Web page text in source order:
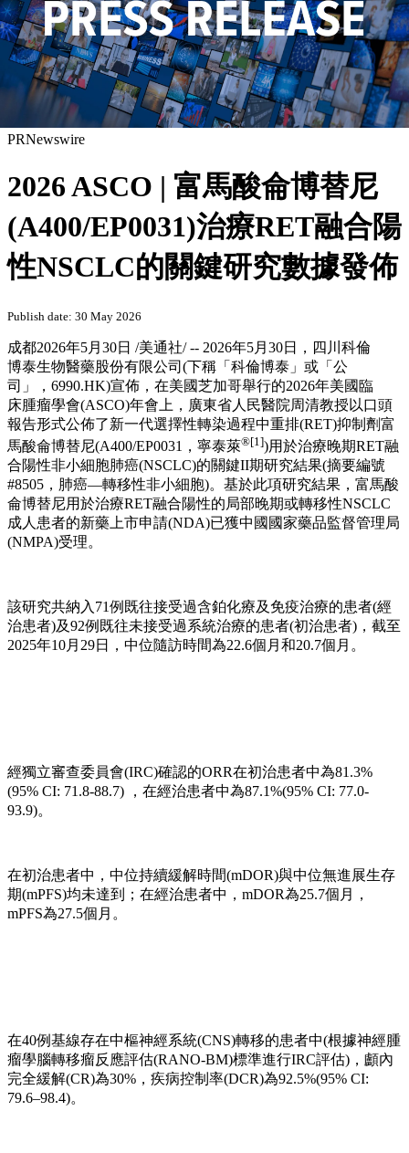
PRNewswire
2026 ASCO | 富馬酸侖博替尼
(A400/EP0031)治療RET融合陽
性NSCLC的關鍵研究數據發佈
Publish date: 30 May 2026
成都2026年5月30日 /美通社/ -- 2026年5月30日，四川科倫
博泰生物醫藥股份有限公司(下稱「科倫博泰」或「公
司」，6990.HK)宣佈，在美國芝加哥舉行的2026年美國臨
床腫瘤學會(ASCO)年會上，廣東省人民醫院周清教授以口頭
報告形式公佈了新一代選擇性轉染過程中重排(RET)抑制劑富
馬酸侖博替尼(A400/EP0031，寧泰萊®[1])用於治療晚期RET融
合陽性非小細胞肺癌(NSCLC)的關鍵II期研究結果(摘要編號
#8505，肺癌—轉移性非小細胞)。基於此項研究結果，富馬酸
侖博替尼用於治療RET融合陽性的局部晚期或轉移性NSCLC
成人患者的新藥上市申請(NDA)已獲中國國家藥品監督管理局
(NMPA)受理。
該研究共納入71例既往接受過含鉑化療及免疫治療的患者(經
治患者)及92例既往未接受過系統治療的患者(初治患者)，截至
2025年10月29日，中位隨訪時間為22.6個月和20.7個月。
經獨立審查委員會(IRC)確認的ORR在初治患者中為81.3%
(95% CI: 71.8-88.7) ，在經治患者中為87.1%(95% CI: 77.0-
93.9)。
在初治患者中，中位持續緩解時間(mDOR)與中位無進展生存
期(mPFS)均未達到；在經治患者中，mDOR為25.7個月，
mPFS為27.5個月。
在40例基線存在中樞神經系統(CNS)轉移的患者中(根據神經腫
瘤學腦轉移瘤反應評估(RANO-BM)標準進行IRC評估)，顱內
完全緩解(CR)為30%，疾病控制率(DCR)為92.5%(95% CI:
79.6–98.4)。